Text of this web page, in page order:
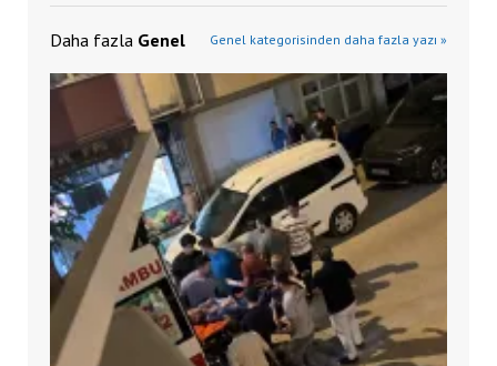
Daha fazla Genel Genel kategorisinden daha fazla yazı »